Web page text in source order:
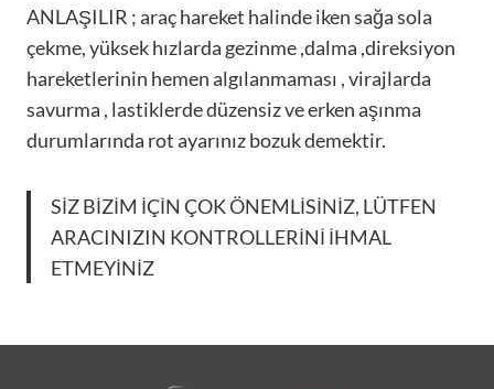
ANLAŞILIR ; araç hareket halinde iken sağa sola
çekme, yüksek hızlarda gezinme ,dalma ,direksiyon
hareketlerinin hemen algılanmaması , virajlarda
savurma , lastiklerde düzensiz ve erken aşınma
durumlarında rot ayarınız bozuk demektir.
SİZ BİZİM İÇİN ÇOK ÖNEMLİSİNİZ, LÜTFEN
ARACINIZIN KONTROLLERİNİ İHMAL
ETMEYİNİZ